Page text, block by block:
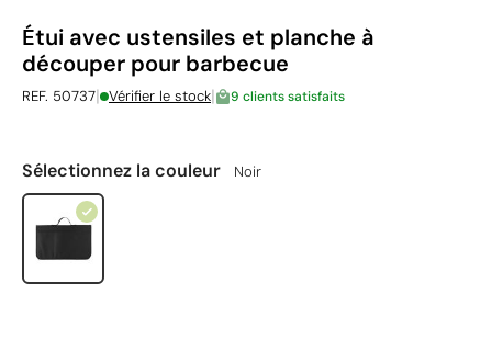
Étui avec ustensiles et planche à
découper pour barbecue
REF. 50737| Vérifier le stock| 9 clients satisfaits
Sélectionnez la couleur Noir